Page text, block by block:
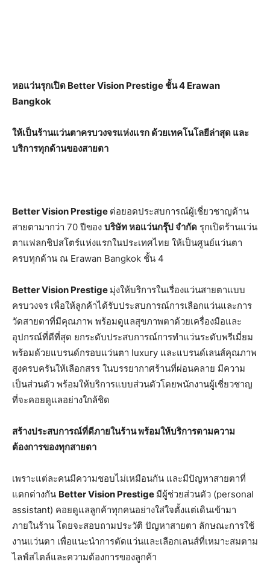
หอแว่นรุกเปิด Better Vision Prestige ชั้น 4 Erawan
Bangkok
ให้เป็นร้านแว่นตาครบวงจรแห่งแรก ด้วยเทคโนโลยีล่าสุด และ
บริการทุกด้านของสายตา
Better Vision Prestige ต่อยอดประสบการณ์ผู้เชี่ยวชาญด้าน
สายตามากว่า 70 ปีของ บริษัท หอแว่นกรุ๊ป จำกัด รุกเปิดร้านแว่น
ตาเเฟลกชิปสโตร์แห่งแรกในประเทศไทย ให้เป็นศูนย์แว่นตา
ครบทุกด้าน ณ Erawan Bangkok ชั้น 4
Better Vision Prestige มุ่งให้บริการในเรื่องแว่นสายตาแบบ
ครบวงจร เพื่อให้ลูกค้าได้รับประสบการณ์การเลือกแว่นและการ
วัดสายตาที่มีคุณภาพ พร้อมดูแลสุขภาพตาด้วยเครื่องมือและ
อุปกรณ์ที่ดีที่สุด ยกระดับประสบการณ์การทำแว่นระดับพรีเมี่ยม
พร้อมด้วยแบรนด์กรอบแว่นตา luxury และแบรนด์เลนส์คุณภาพ
สูงครบครันให้เลือกสรร ในบรรยากาศร้านที่ผ่อนคลาย มีความ
เป็นส่วนตัว พร้อมให้บริการแบบส่วนตัวโดยพนักงานผู้เชี่ยวชาญ
ที่จะคอยดูแลอย่างใกล้ชิด
สร้างประสบการณ์ที่ดีภายในร้าน พร้อมให้บริการตามความ
ต้องการของทุกสายตา
เพราะแต่ละคนมีความชอบไม่เหมือนกัน และมีปัญหาสายตาที่
แตกต่างกัน Better Vision Prestige มีผู้ช่วยส่วนตัว (personal
assistant) คอยดูแลลูกค้าทุกคนอย่างใส่ใจตั้งแต่เดินเข้ามา
ภายในร้าน โดยจะสอบถามประวัติ ปัญหาสายตา ลักษณะการใช้
งานแว่นตา เพื่อแนะนำการตัดแว่นและเลือกเลนส์ที่เหมาะสมตาม
ไลฟ์สไตล์และความต้องการของลูกค้า